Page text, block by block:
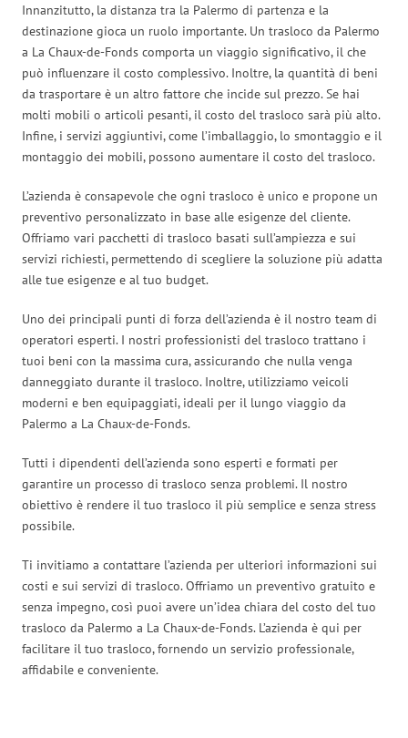
Innanzitutto, la distanza tra la Palermo di partenza e la
destinazione gioca un ruolo importante. Un trasloco da Palermo
a La Chaux-de-Fonds comporta un viaggio significativo, il che
può influenzare il costo complessivo. Inoltre, la quantità di beni
da trasportare è un altro fattore che incide sul prezzo. Se hai
molti mobili o articoli pesanti, il costo del trasloco sarà più alto.
Infine, i servizi aggiuntivi, come l’imballaggio, lo smontaggio e il
montaggio dei mobili, possono aumentare il costo del trasloco.
L’azienda è consapevole che ogni trasloco è unico e propone un
preventivo personalizzato in base alle esigenze del cliente.
Offriamo vari pacchetti di trasloco basati sull’ampiezza e sui
servizi richiesti, permettendo di scegliere la soluzione più adatta
alle tue esigenze e al tuo budget.
Uno dei principali punti di forza dell’azienda è il nostro team di
operatori esperti. I nostri professionisti del trasloco trattano i
tuoi beni con la massima cura, assicurando che nulla venga
danneggiato durante il trasloco. Inoltre, utilizziamo veicoli
moderni e ben equipaggiati, ideali per il lungo viaggio da
Palermo a La Chaux-de-Fonds.
Tutti i dipendenti dell’azienda sono esperti e formati per
garantire un processo di trasloco senza problemi. Il nostro
obiettivo è rendere il tuo trasloco il più semplice e senza stress
possibile.
Ti invitiamo a contattare l’azienda per ulteriori informazioni sui
costi e sui servizi di trasloco. Offriamo un preventivo gratuito e
senza impegno, così puoi avere un’idea chiara del costo del tuo
trasloco da Palermo a La Chaux-de-Fonds. L’azienda è qui per
facilitare il tuo trasloco, fornendo un servizio professionale,
affidabile e conveniente.